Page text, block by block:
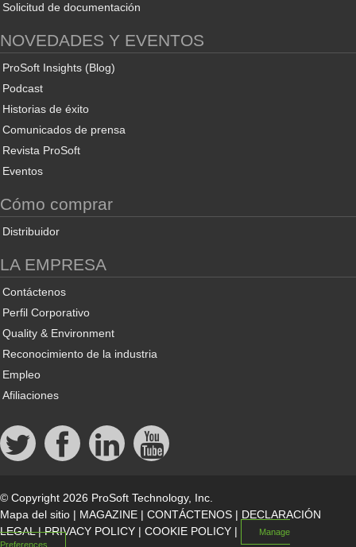
Solicitud de documentación
NOVEDADES Y EVENTOS
ProSoft Insights (Blog)
Podcast
Historias de éxito
Comunicados de prensa
Revista ProSoft
Eventos
Cómo comprar
Distribuidor
LA EMPRESA
Contáctenos
Perfil Corporativo
Quality & Environment
Reconocimiento de la industria
Empleo
Afiliaciones
© Copyright 2026 ProSoft Technology, Inc.
Mapa del sitio | MAGAZINE | CONTÁCTENOS | DECLARACIÓN
LEGAL|PRIVACY POLICY | COOKIE POLICY |
Manage
Preferences